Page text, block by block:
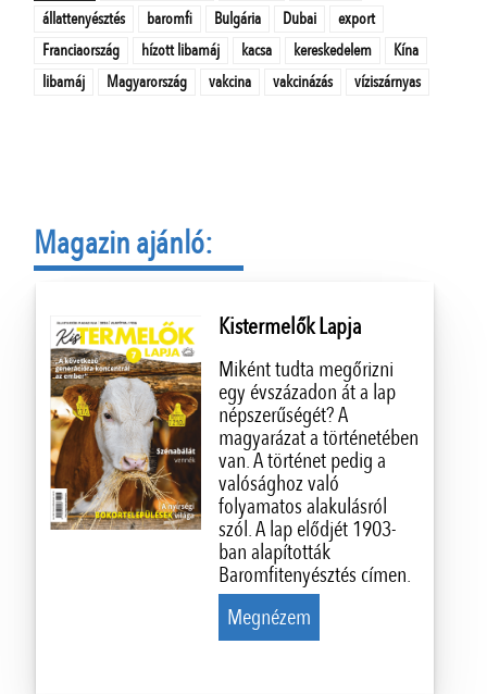
állattenyésztés
baromfi Bulgária Dubai
export
Franciaország
hízott libamáj kacsa kereskedelem
Kína
libamáj
Magyarország vakcina vakcinázás víziszárnyas
Magazin ajánló:
Kistermelők Lapja
Miként tudta megőrizni
egy évszázadon át a lap
népszerűségét? A
magyarázat a történetében
van. A történet pedig a
valósághoz való
folyamatos alakulásról
szól. A lap elődjét 1903-
ban alapították
Baromfitenyésztés címen.
Megnézem